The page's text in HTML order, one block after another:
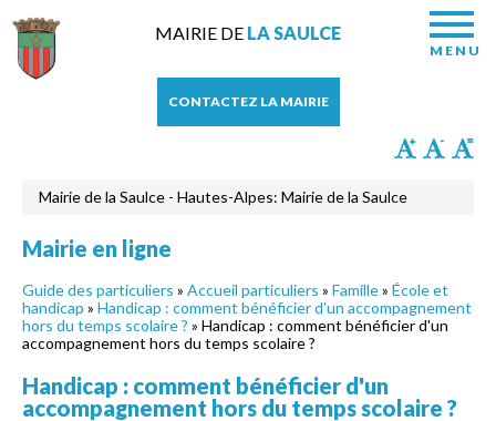
MAIRIE DE LA SAULCE
MENU
CONTACTEZ LA MAIRIE
Mairie de la Saulce - Hautes-Alpes: Mairie de la Saulce
Mairie en ligne
Guide des particuliers » Accueil particuliers » Famille» École et
handicap » Handicap : comment bénéficier d'un accompagnement
hors du temps scolaire ? » Handicap : comment bénéficier d'un
accompagnement hors du temps scolaire ?
Handicap : comment bénéficier d'un
accompagnement hors du temps scolaire ?